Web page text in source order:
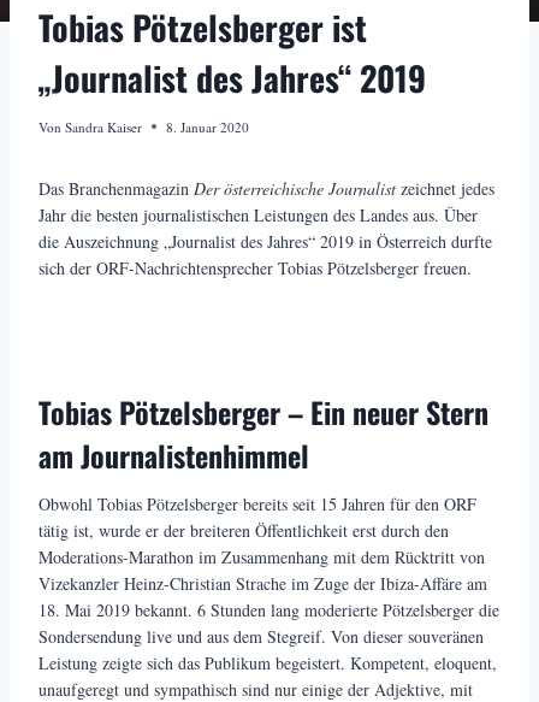
Tobias Pötzelsberger ist
„Journalist des Jahres“ 2019
Von Sandra Kaiser 8. Januar 2020
Das Branchenmagazin Der österreichische Journalist zeichnet jedes
Jahr die besten journalistischen Leistungen des Landes aus. Über
die Auszeichnung „Journalist des Jahres“ 2019 in Österreich durfte
sich der ORF-Nachrichtensprecher Tobias Pötzelsberger freuen.
Tobias Pötzelsberger – Ein neuer Stern
am Journalistenhimmel
Obwohl Tobias Pötzelsberger bereits seit 15 Jahren für den ORF
tätig ist, wurde er der breiteren Öffentlichkeit erst durch den
Moderations-Marathon im Zusammenhang mit dem Rücktritt von
Vizekanzler Heinz-Christian Strache im Zuge der Ibiza-Affäre am
18. Mai 2019 bekannt. 6 Stunden lang moderierte Pötzelsberger die
Sondersendung live und aus dem Stegreif. Von dieser souveränen
Leistung zeigte sich das Publikum begeistert. Kompetent, eloquent,
unaufgeregt und sympathisch sind nur einige der Adjektive, mit